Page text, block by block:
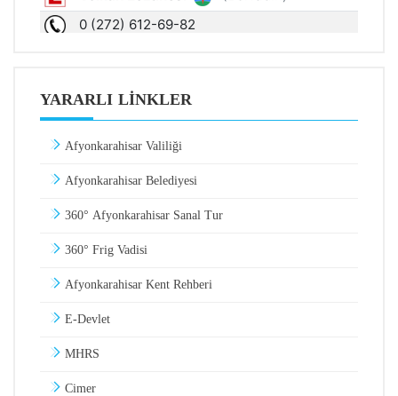
YARARLI LINKLER
Afyonkarahisar Valiliği
Afyonkarahisar Belediyesi
360° Afyonkarahisar Sanal Tur
360° Frig Vadisi
Afyonkarahisar Kent Rehberi
E-Devlet
MHRS
Cimer